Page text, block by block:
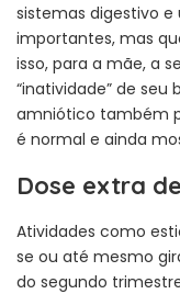
sistemas digestivo e
importantes, mas
isso, para a mãe, a
“inatividade” de seu
amniótico também
é normal e ainda
Dose extra
Atividades como
se ou até mesmo
do segundo